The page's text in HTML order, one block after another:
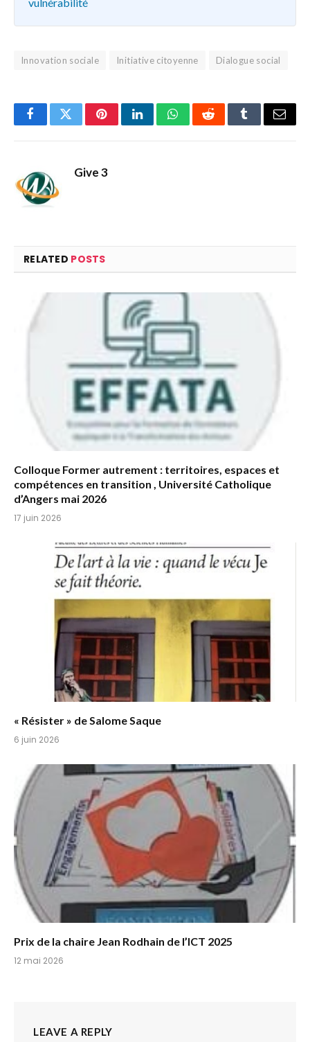
Innovation sociale Initiative citoyenne Dialogue social
FacebookTwitterPinterestLinkedInWhatsAppRedditTumblrEmail
Give 3
RELATED POSTS
Colloque Former autrement : territoires, espaces et
compétences en transition , Université Catholique
d’Angers mai 2026
17 juin 2026
« Résister » de Salome Saque
6 juin 2026
Prix de la chaire Jean Rodhain de l’ICT 2025
12 mai 2026
LEAVE A REPLY